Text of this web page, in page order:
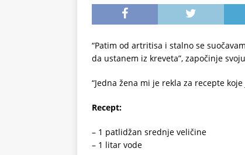
“Patim od artritisa i stalno se
da ustanem iz kreveta”, započinje
“Jedna žena mi je rekla za recepte
Recept:
– 1 patlidžan srednje veličine
– 1 litar vode